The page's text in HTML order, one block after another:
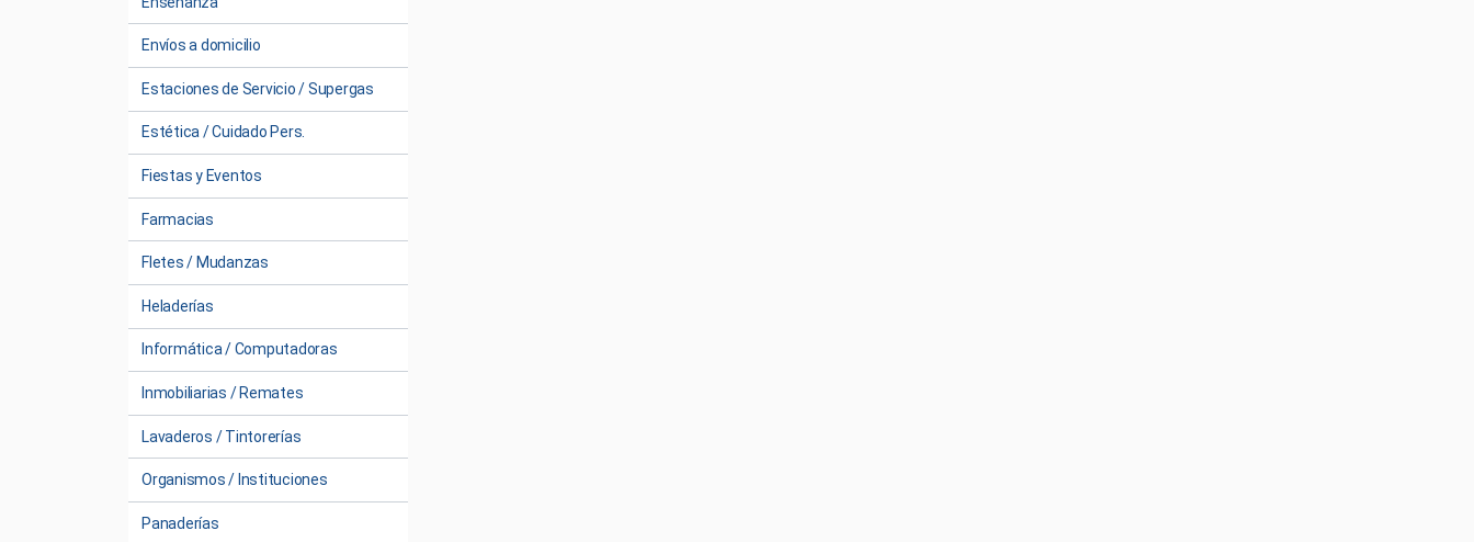
Envíos a domicilio
Estaciones de Servicio / Supergas
Estética / Cuidado Pers.
Fiestas y Eventos
Farmacias
Fletes / Mudanzas
Heladerías
Informática / Computadoras
Inmobiliarias / Remates
Lavaderos / Tintorerías
Organismos / Instituciones
Panaderías